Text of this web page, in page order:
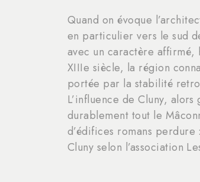
Quand on évoque
en particulier vers le sud
avec un caractère affirmé,
XIIIe siècle, la région
portée par la stabilité
L’influence de Cluny,
durablement tout le
d’édifices romans
Cluny selon l’association